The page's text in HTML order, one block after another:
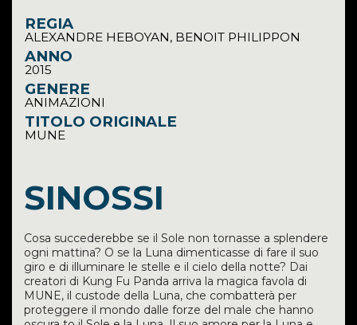
REGIA
ALEXANDRE HEBOYAN, BENOIT PHILIPPON
ANNO
2015
GENERE
ANIMAZIONI
TITOLO ORIGINALE
MUNE
SINOSSI
Cosa succederebbe se il Sole non tornasse a splendere
ogni mattina? O se la Luna dimenticasse di fare il suo
giro e di illuminare le stelle e il cielo della notte? Dai
creatori di Kung Fu Panda arriva la magica favola di
MUNE, il custode della Luna, che combatterà per
proteggere il mondo dalle forze del male che hanno